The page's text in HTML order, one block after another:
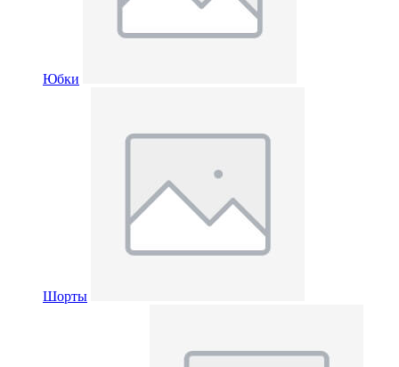
Юбки
Шорты